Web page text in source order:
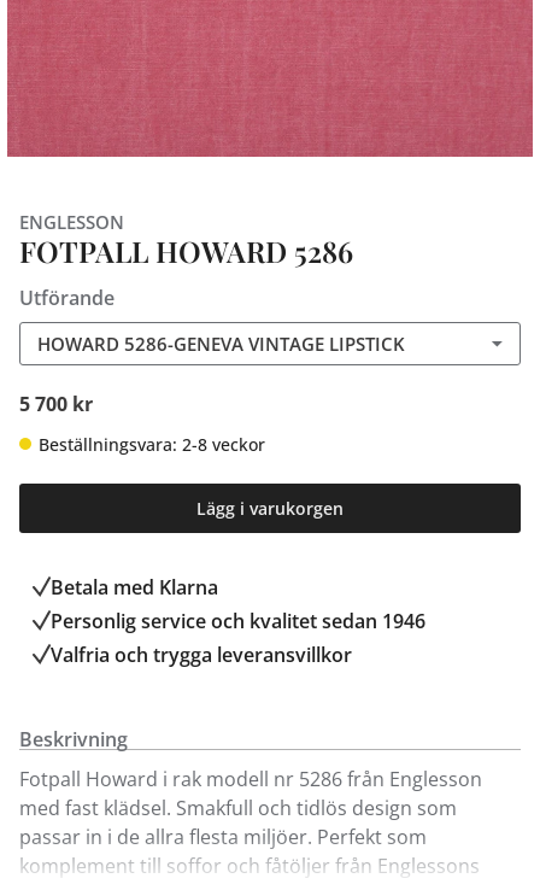
ENGLESSON
FOTPALL HOWARD 5286
Utförande
HOWARD 5286-GENEVA VINTAGE LIPSTICK
5 700 kr
Beställningsvara: 2-8 veckor
Lägg i varukorgen
Betala med Klarna
Personlig service och kvalitet sedan 1946
Valfria och trygga leveransvillkor
Beskrivning
Fotpall Howard i rak modell nr 5286 från Englesson
med fast klädsel. Smakfull och tidlös design som
passar in i de allra flesta miljöer. Perfekt som
komplement till soffor och fåtöljer från Englessons